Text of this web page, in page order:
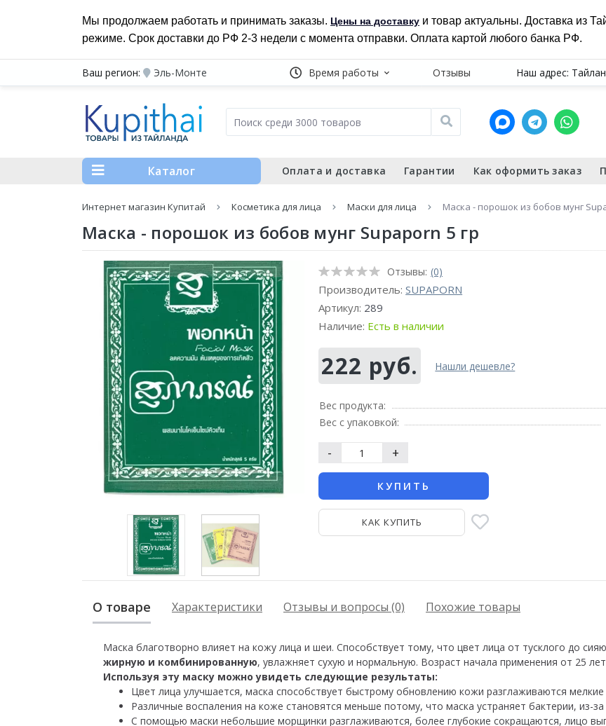
Мы продолжаем работать и принимать заказы. Цены на доставку и товар актуальны. Доставка из
режиме. Срок доставки до РФ 2-3 недели с момента отправки. Оплата картой любого банка РФ.
Ваш регион: Эль-Монте Время работы Отзывы Наш адрес:
Каталог Оплата и доставка Гарантии Как оформить заказ
Интернет магазин Купитай Косметика для лица Маски для лица Маска - порошок из бобов мунг
Маска - порошок из бобов мунг Supaporn 5 гр
Отзывы: (0)
Производитель:SUPAPORN
Артикул: 289
Наличие: Есть в наличии
222 руб. Нашли дешевле?
Вес продукта:
Вес с упаковкой:
- +
КУПИТЬ
КАК КУПИТЬ
О товаре Характеристики Отзывы и вопросы (0) Похожие товары
Маска благотворно влияет на кожу лица и шеи. Способствует тому, что цвет лица от тусклого до
жирную и комбинированную, увлажняет сухую и нормальную. Возраст начала применения от 25
Используя эту маску можно увидеть следующие результаты:
Цвет лица улучшается, маска способствует быстрому обновлению кожи разглаживаются
Различные воспаления на коже становятся меньше потому, что маска устраняет бактерии, из-
С помощью маски небольшие морщинки разглаживаются, более глубокие сокращаются, лицо